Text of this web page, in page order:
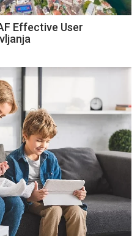
Effective User